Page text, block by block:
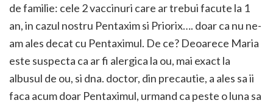
de familie: cele 2 vaccinuri care ar trebui facute la 1
an, in cazul nostru Pentaxim si Priorix…. doar ca nu ne-
am ales decat cu Pentaximul. De ce? Deoarece Maria
este suspecta ca ar fi alergica la ou, mai exact la
albusul de ou, si dna. doctor, din precautie, a ales sa ii
faca acum doar Pentaximul, urmand ca peste o luna sa